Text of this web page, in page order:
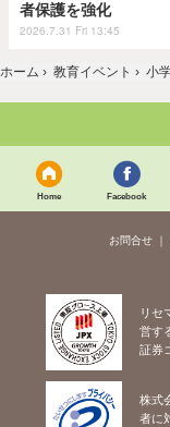
者保護を強化
2026.7.31 Fri 13:45
ホーム › 教育イベント › 小
Home Facebook
お問合せ
リセ
営す
証券
株式
者に